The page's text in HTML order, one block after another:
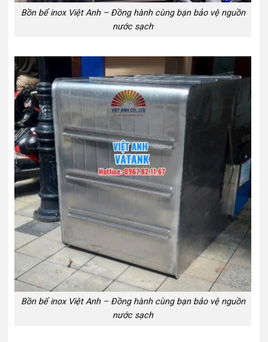
Bồn bể inox Việt Anh – Đồng hành cùng bạn bảo vệ nguồn
nước sạch
Bồn bể inox Việt Anh – Đồng hành cùng bạn bảo vệ nguồn
nước sạch